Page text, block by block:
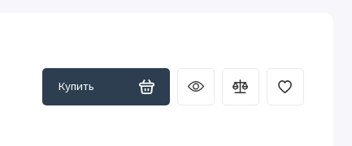
Купить